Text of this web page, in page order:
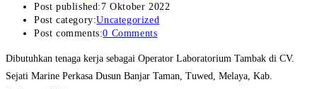
Post published: 7 Oktober 2022
Post category:Uncategorized
Post comments:0 Comments
Dibutuhkan tenaga kerja sebagai Operator Laboratorium Tambak di CV.
Sejati Marine Perkasa Dusun Banjar Taman, Tuwed, Melaya, Kab.